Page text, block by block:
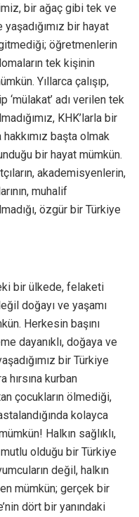
bir ağaç gibi tek ve
bir hayat
gitmediği; öğretmenlerin
tek kişinin
Yıllarca çalışıp,
‘mülakat’ adı verilen tek
KHK’larla bir
hakkımız başta olmak
bir hayat mümkün.
akademisyenlerin,
muhalif
özgür bir Türkiye
bir ülkede, felaketi
doğayı ve yaşamı
Herkesin başını
dayanıklı, doğaya ve
bir Türkiye
hırsına kurban
çocukların ölmediği,
kolayca
Halkın sağlıklı,
mutlu olduğu bir Türkiye
değil, halkın
mümkün; gerçek bir
dört bir yanındaki